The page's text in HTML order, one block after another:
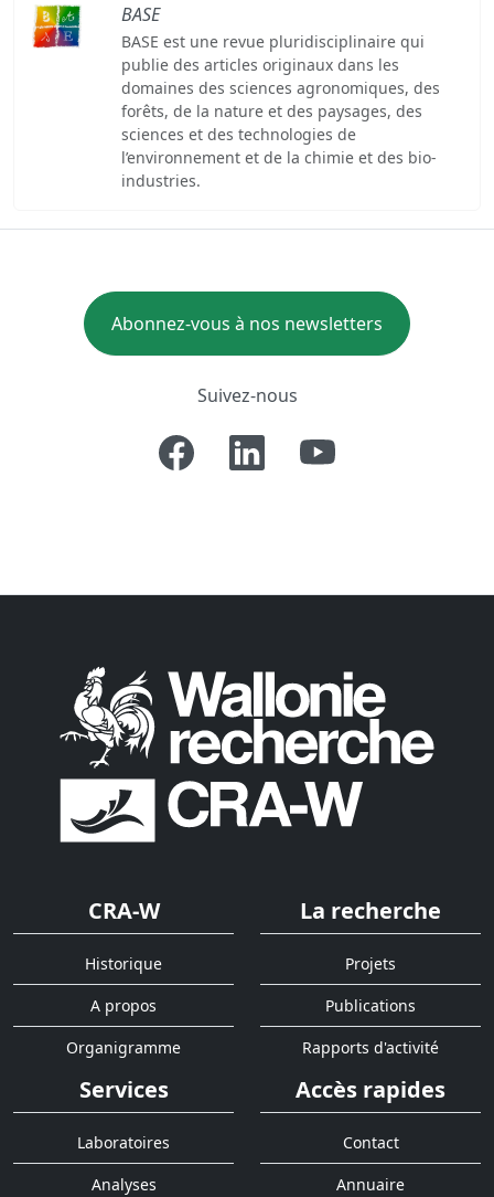
BASE
BASE est une revue pluridisciplinaire qui
publie des articles originaux dans les
domaines des sciences agronomiques, des
forêts, de la nature et des paysages, des
sciences et des technologies de
l’environnement et de la chimie et des bio-
industries.
Abonnez-vous à nos newsletters
Suivez-nous
CRA-W
Historique
A propos
Organigramme
La recherche
Projets
Publications
Rapports d'activité
Services
Laboratoires
Analyses
Accès rapides
Contact
Annuaire